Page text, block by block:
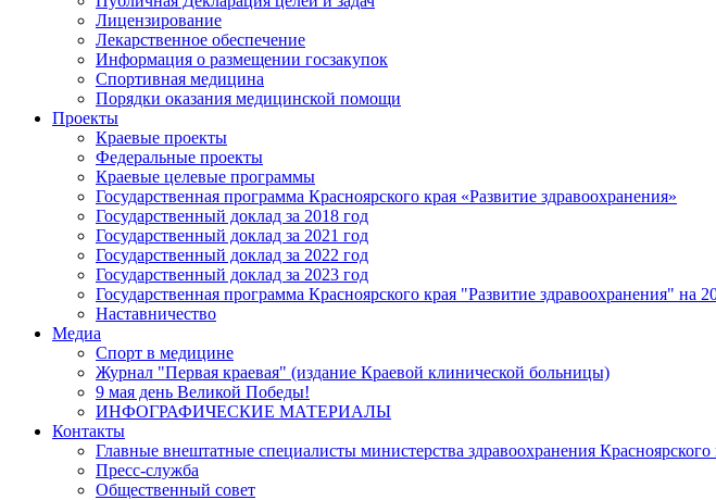
Лицензирование
Лекарственное обеспечение
Информация о размещении госзакупок
Спортивная медицина
Порядки оказания медицинской помощи
Проекты
Краевые проекты
Федеральные проекты
Краевые целевые программы
Государственная программа Красноярского края «Развитие здравоохранения»
Государственный доклад за 2018 год
Государственный доклад за 2021 год
Государственный доклад за 2022 год
Государственный доклад за 2023 год
Государственная программа Красноярского края "Развитие здравоохранения" на
Наставничество
Медиа
Спорт в медицине
Журнал "Первая краевая" (издание Краевой клинической больницы)
9 мая день Великой Победы!
ИНФОГРАФИЧЕСКИЕ МАТЕРИАЛЫ
Контакты
Главные внештатные специалисты министерства здравоохранения Красноярского
Пресс-служба
Общественный совет